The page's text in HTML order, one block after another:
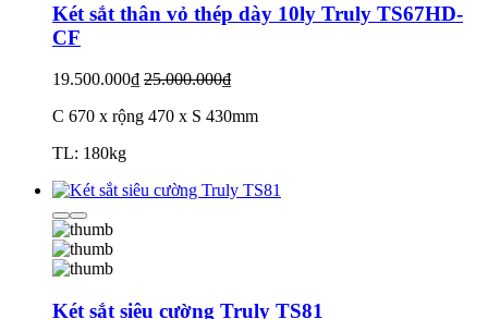
Két sắt thân vỏ thép dày 10ly Truly TS67HD-
CF
19.500.000₫ 25.000.000₫
C 670 x rộng 470 x S 430mm
TL: 180kg
Két sắt siêu cường Truly TS81